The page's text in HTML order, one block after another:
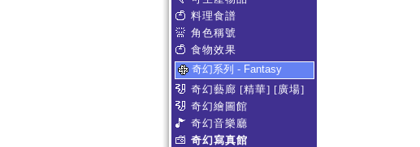
料理食譜
角色稱號
食物效果
奇幻系列 - Fantasy
奇幻藝廊 [精華] [廣場]
奇幻繪圖館
奇幻音樂廳
奇幻寫真館